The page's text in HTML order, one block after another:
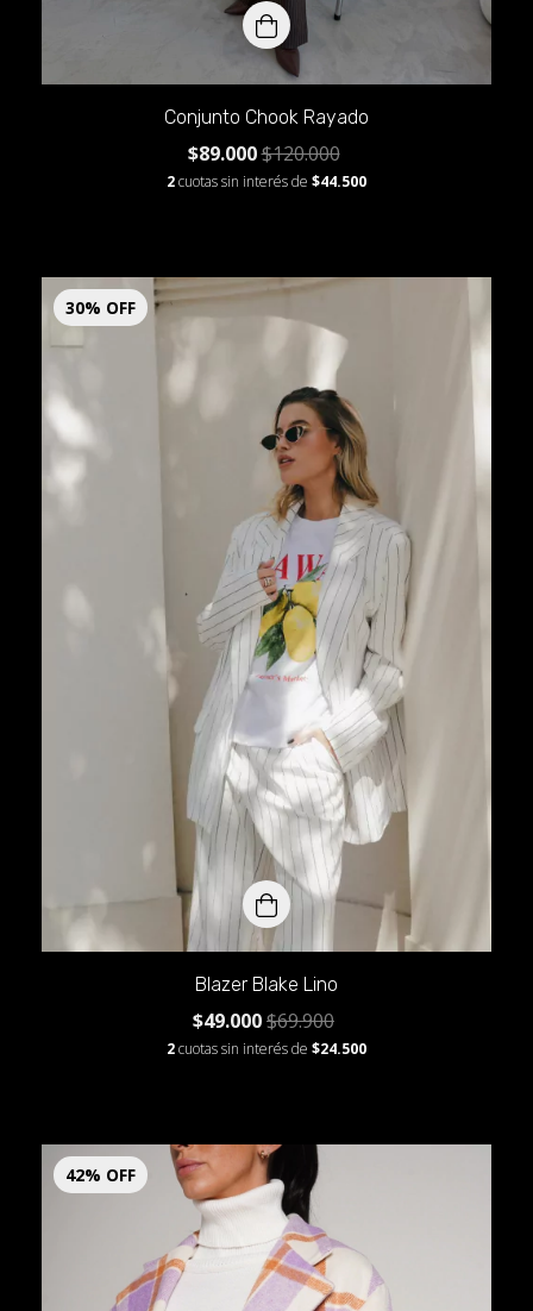
Conjunto Chook Rayado
$89.000$120.000
2cuotas sin interés de $44.500
30% OFF
Blazer Blake Lino
$49.000$69.900
2cuotas sin interés de $24.500
42% OFF